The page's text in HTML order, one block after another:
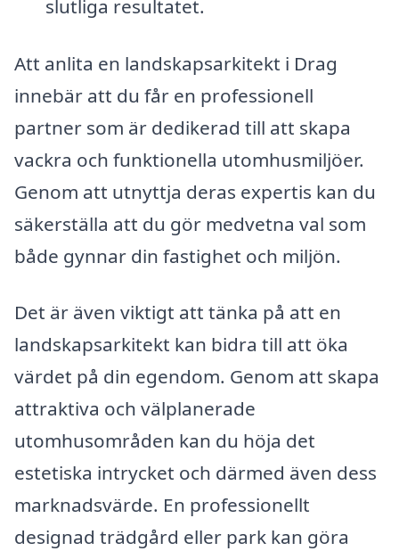
slutliga resultatet.
Att anlita en landskapsarkitekt i Drag
innebär att du får en professionell
partner som är dedikerad till att skapa
vackra och funktionella utomhusmiljöer.
Genom att utnyttja deras expertis kan du
säkerställa att du gör medvetna val som
både gynnar din fastighet och miljön.
Det är även viktigt att tänka på att en
landskapsarkitekt kan bidra till att öka
värdet på din egendom. Genom att skapa
attraktiva och välplanerade
utomhusområden kan du höja det
estetiska intrycket och därmed även dess
marknadsvärde. En professionellt
designad trädgård eller park kan göra